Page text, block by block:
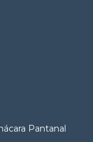
Pantanal